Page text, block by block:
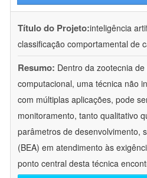
Título do Projeto:inteligência
classificação comportamental de
Resumo: Dentro da zootecnia
computacional, uma técnica não
com múltiplas aplicações, pode
monitoramento, tanto qualitativo
parâmetros de desenvolvimento,
(BEA) em atendimento às
ponto central desta técnica